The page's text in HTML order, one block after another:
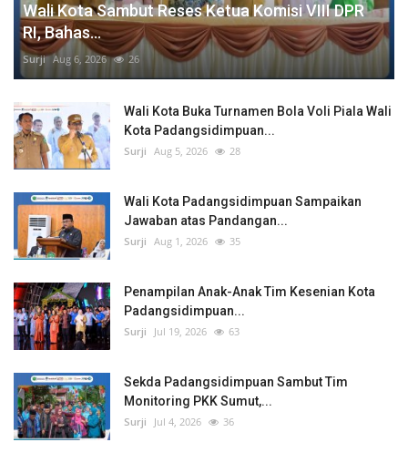
Wali Kota Sambut Reses Ketua Komisi VIII DPR
RI, Bahas...
Surji Aug 6, 2026 26
Wali Kota Buka Turnamen Bola Voli Piala Wali
Kota Padangsidimpuan...
Surji Aug 5, 2026 28
Wali Kota Padangsidimpuan Sampaikan
Jawaban atas Pandangan...
Surji Aug 1, 2026 35
Penampilan Anak-Anak Tim Kesenian Kota
Padangsidimpuan...
Surji Jul 19, 2026 63
Sekda Padangsidimpuan Sambut Tim
Monitoring PKK Sumut,...
Surji Jul 4, 2026 36